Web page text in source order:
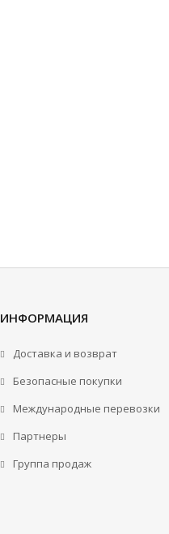
ИНФОРМАЦИЯ
Доставка и возврат
Безопасные покупки
Международные перевозки
Партнеры
Группа продаж